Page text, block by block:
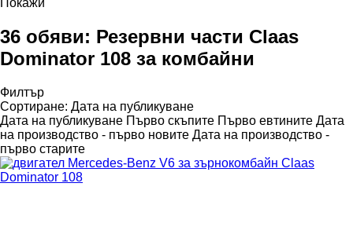
36 обяви: Резервни части Claas
Dominator 108 за комбайни
Филтър
Сортиране: Дата на публикуване
Дата на публикуване Първо скъпите Първо евтините Дата
на производство - първо новите Дата на производство -
първо старите